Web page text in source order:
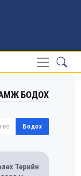
БОДОХ
Бодох
Төрийн